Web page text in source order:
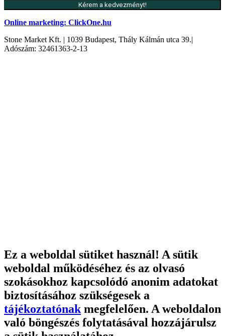
Kérem a kedvezményt!
Online marketing: ClickOne.hu
Stone Market Kft. | 1039 Budapest, Thály Kálmán utca 39.|
Adószám: 32461363-2-13
Ez a weboldal sütiket használ! A sütik
weboldal működéséhez és az olvasó
szokásokhoz kapcsolódó anonim adatokat
biztosításához szükségesek a
tájékoztatónak megfelelően. A weboldalon
való böngészés folytatásával hozzájárulsz